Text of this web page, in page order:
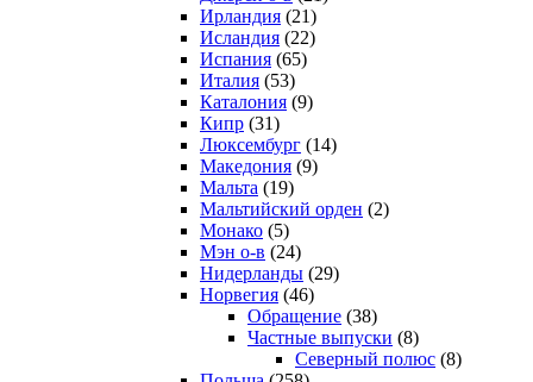
Ирландия (21)
Исландия (22)
Испания (65)
Италия (53)
Каталония (9)
Кипр (31)
Люксембург (14)
Македония (9)
Мальта (19)
Мальтийский орден (2)
Монако (5)
Мэн о-в (24)
Нидерланды (29)
Норвегия (46)
Обращение (38)
Частные выпуски (8)
Северный полюс (8)